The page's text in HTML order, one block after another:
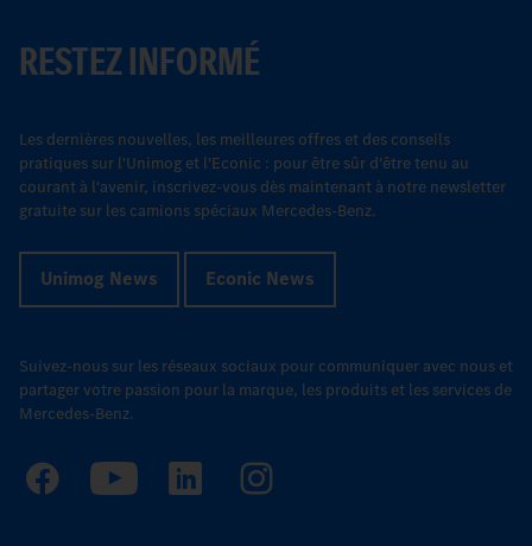
RESTEZ INFORMÉ
Les dernières nouvelles, les meilleures offres et des conseils
pratiques sur l'Unimog et l'Econic : pour être sûr d'être tenu au
courant à l'avenir, inscrivez-vous dès maintenant à notre newsletter
gratuite sur les camions spéciaux Mercedes-Benz.
Unimog News Econic News
Suivez-nous sur les réseaux sociaux pour communiquer avec nous et
partager votre passion pour la marque, les produits et les services de
Mercedes-Benz.